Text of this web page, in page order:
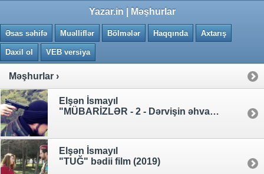
Yazar.in | Məşhurlar
Əsas səhifə Muəlliflər Bölmələr Haqqında Axtarış
Daxil ol VEB versiya
Məşhurlar ›
Elşən İsmayıl
"MÜBARİZLƏR - 2 - Dərvişin əhvalatı" bədii film (2019)
Elşən İsmayıl
"TUĞ" bədii film (2019)